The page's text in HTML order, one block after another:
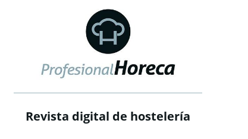
Revista digital de hostelería